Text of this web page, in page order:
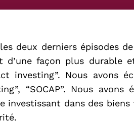
deux derniers épisodes
d’une façon plus durable
investing”. Nous avons
“SOCAP”. Nous
investissant dans des